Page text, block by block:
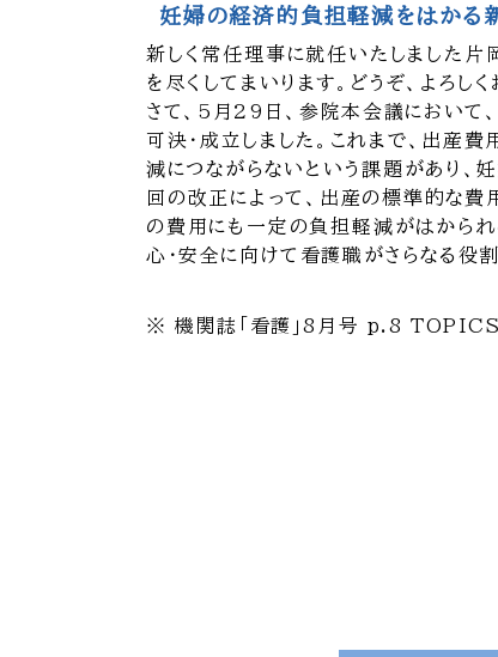
妊婦の経済的負担軽減をはかる
新しく常任理事に就任いたしました片
を尽くしてまいります。どうぞ、よろし
さて、5月29日、参院本会議において
可決・成立しました。これまで、出産
減につながらないという課題があり、
回の改正によって、出産の標準的な
の費用にも一定の負担軽減がはかられ
心・安全に向けて看護職がさらなる役
※ 機関誌「看護」8月号 p.8